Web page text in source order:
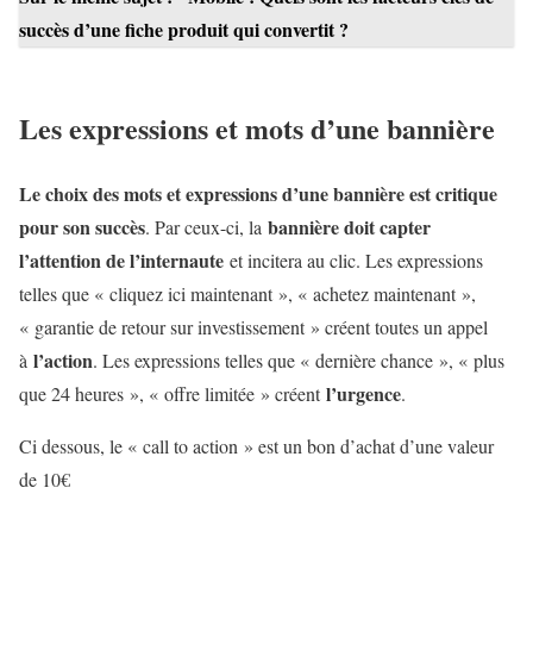
succès d’une fiche produit qui convertit ?
Les expressions et mots d’une bannière
Le choix des mots et expressions d’une bannière est critique
pour son succès. Par ceux-ci, la bannière doit capter
l’attention de l’internaute et incitera au clic. Les expressions
telles que « cliquez ici maintenant », « achetez maintenant »,
« garantie de retour sur investissement » créent toutes un appel
à l’action. Les expressions telles que « dernière chance », « plus
que 24 heures », « offre limitée » créentl’urgence.
Ci dessous, le « call to action » est un bon d’achat d’une valeur
de 10€